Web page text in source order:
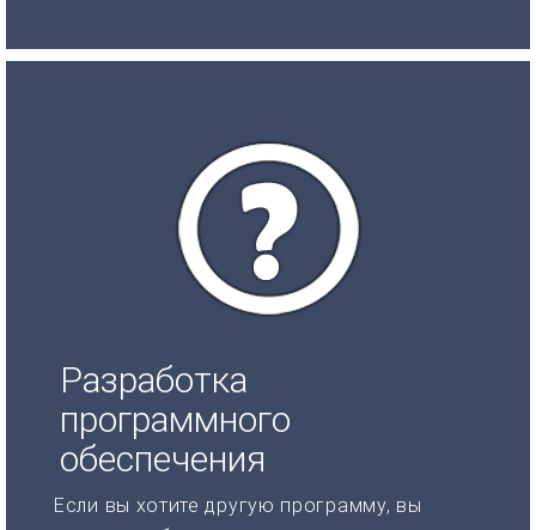
Разработка
программного
обеспечения
Если вы хотите другую программу, вы